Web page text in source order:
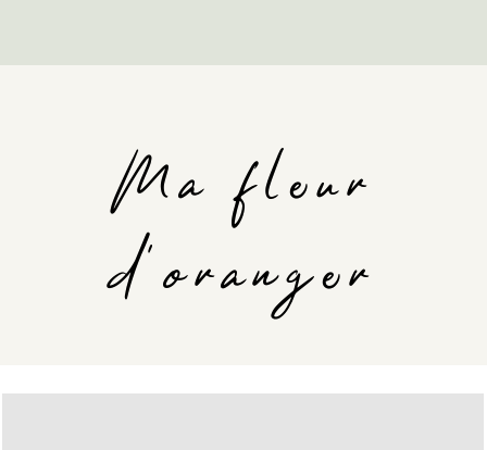
Ma fleur
d'oranger